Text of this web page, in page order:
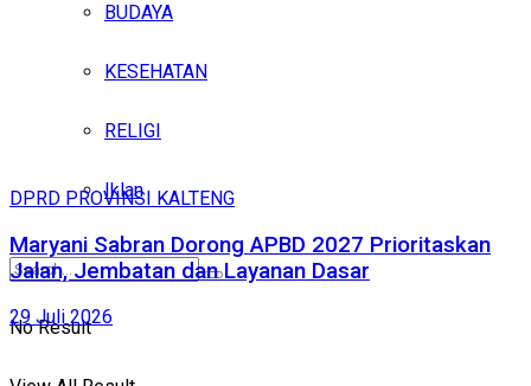
BUDAYA
KESEHATAN
RELIGI
Iklan
No Result
DPRD PROVINSI KALTENG
Maryani Sabran Dorong APBD 2027 Prioritaskan
Jalan, Jembatan dan Layanan Dasar
29 Juli 2026